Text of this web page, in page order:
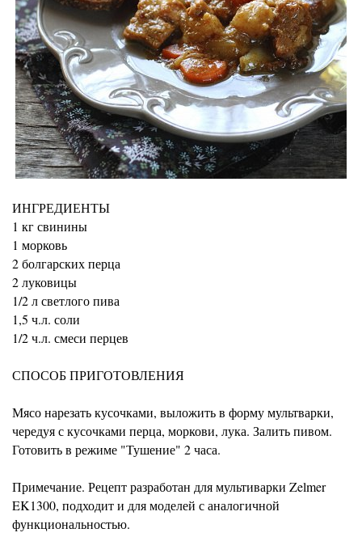
ИНГРЕДИЕНТЫ
1 кг свинины
1 морковь
2 болгарских перца
2 луковицы
1/2 л светлого пива
1,5 ч.л. соли
1/2 ч.л. смеси перцев
СПОСОБ ПРИГОТОВЛЕНИЯ
Мясо нарезать кусочками, выложить в форму мультварки,
чередуя с кусочками перца, моркови, лука. Залить пивом.
Готовить в режиме "Тушение" 2 часа.
Примечание. Рецепт разработан для мультиварки Zelmer
EK1300, подходит и для моделей с аналогичной
функциональностью.